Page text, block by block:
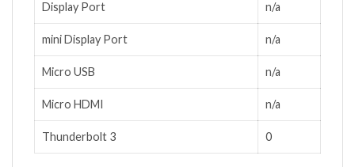
Display Port n/a
mini Display Port n/a
Micro USB n/a
Micro HDMI n/a
Thunderbolt 3 0